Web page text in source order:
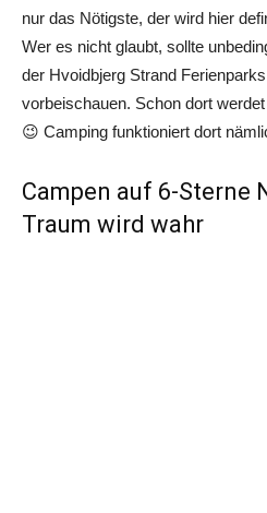
nur das Nötigste, der wird hier
Wer es nicht glaubt, sollte
der Hvoidbjerg Strand
vorbeischauen. Schon dort
😉 Camping funktioniert dort
Campen auf 6-Sterne
Traum wird wahr